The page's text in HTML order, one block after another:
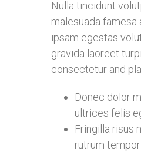
Nulla tincidunt
malesuada
ipsam egestas
gravida laoreet
consectetur and
Donec dolor
ultrices felis
Fringilla risus
rutrum